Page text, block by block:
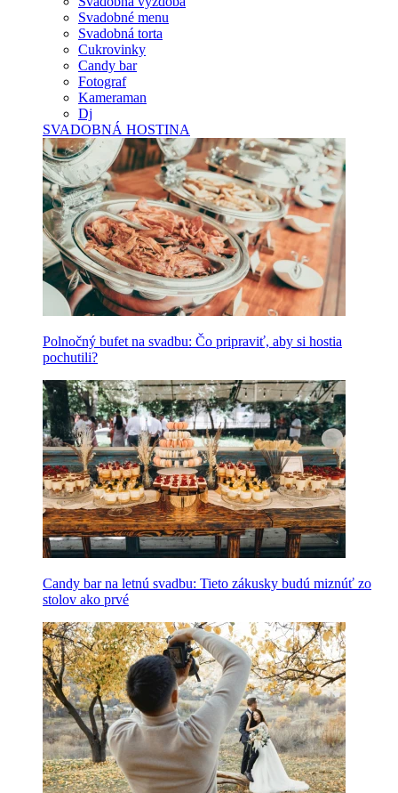
Svadobné menu
Svadobná torta
Cukrovinky
Candy bar
Fotograf
Kameraman
Dj
SVADOBNÁ HOSTINA
Polnočný bufet na svadbu: Čo pripraviť, aby si hostia
pochutili?
Candy bar na letnú svadbu: Tieto zákusky budú miznúť zo
stolov ako prvé